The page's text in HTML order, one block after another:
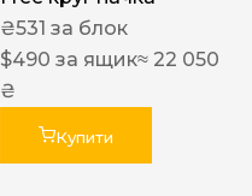
₴531 за блок
$490 за ящик≈ 22 050
₴
Купити